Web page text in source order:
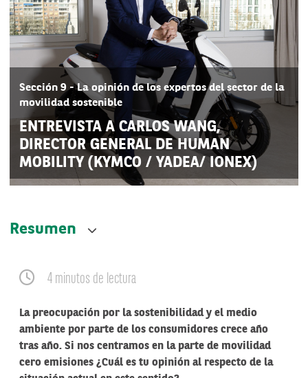
Sección 9 - La opinión de los expertos del sector de la
movilidad sostenible
ENTREVISTA A CARLOS WANG,
DIRECTOR GENERAL DE HUMAN
MOBILITY (KYMCO / YADEA/ IONEX)
4 minutos de lectura
La preocupación por la sostenibilidad y el medio
ambiente por parte de los consumidores crece año
tras año. Si nos centramos en la parte de movilidad
cero emisiones ¿Cuál es tu opinión al respecto de la
Resumen